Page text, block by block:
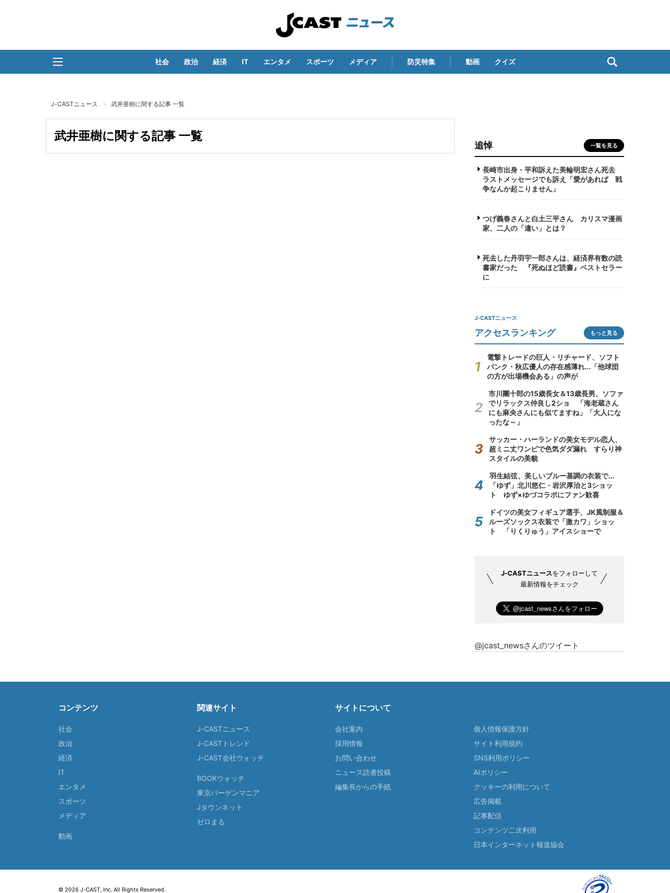
社会 政治 経済 IT エンタメ スポーツ メディア 防災特集 動画 クイズ
J-CASTニュース 武井亜樹に関する記事 一覧
武井亜樹に関する記事 一覧
追悼 一覧を見る
長崎市出身・平和訴えた美輪明宏さん死去
ラストメッセージでも訴え「愛があれば 戦
争なんか起こりません」
つげ義春さんと白土三平さん カリスマ漫画
家、二人の「違い」とは？
死去した丹羽宇一郎さんは、経済界有数の読
書家だった 『死ぬほど読書』ベストセラー
に
J-CASTニュース
アクセスランキング もっと見る
電撃トレードの巨人・リチャード、ソフト
バンク・秋広優人の存在感薄れ...「他球団
の方が出場機会ある」の声が
市川團十郎の15歳長女＆13歳長男、ソファ
でリラックス仲良し2ショ 「海老蔵さん
にも麻央さんにも似てますね」「大人にな
ったな～」
サッカー・ハーランドの美女モデル恋人、
超ミニ丈ワンピで色気ダダ漏れ すらり神
スタイルの美貌
羽生結弦、美しいブルー基調の衣装で...
「ゆず」北川悠仁・岩沢厚治と3ショッ
ト ゆず×ゆづコラボにファン歓喜
ドイツの美女フィギュア選手、JK風制服＆
ルーズソックス衣装で「激カワ」ショッ
ト 「りくりゅう」アイスショーで
J-CASTニュースをフォローして
最新情報をチェック
@jcast_newsさんのツイート
コンテンツ
社会
政治
経済
IT
エンタメ
スポーツ
メディア
動画
関連サイト
J-CASTニュース
J-CASTトレンド
J-CAST会社ウォッチ
BOOKウォッチ
東京バーゲンマニア
Jタウンネット
ゼロまる
サイトについて
会社案内
採用情報
お問い合わせ
ニュース読者投稿
編集長からの手紙
個人情報保護方針
サイト利用規約
SNS利用ポリシー
AIポリシー
クッキーの利用について
広告掲載
記事配信
コンテンツ二次利用
日本インターネット報道協会
© 2026 J-CAST, Inc. All Rights Reserved.